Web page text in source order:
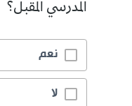
المدرسي المقبل؟
نعم
لا